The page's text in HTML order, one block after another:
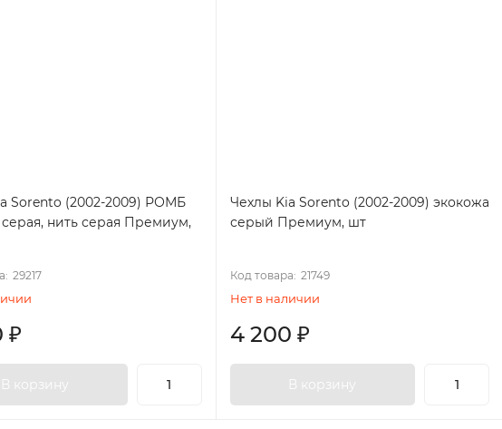
Sorento (2002-2009) РОМБ
нить серая Премиум,
29217
₽
В корзину
Чехлы Kia Sorento (2002-2009) экокожа
серый Премиум, шт
Код товара: 21749
Нет в наличии
4 200 ₽
В корзину